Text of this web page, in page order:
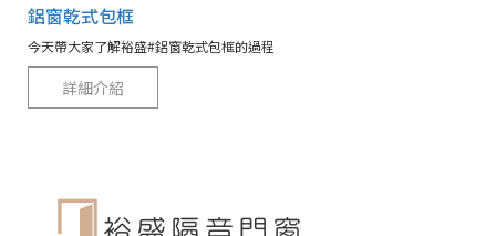
鋁窗乾式包框
今天帶大家了解裕盛#鋁窗乾式包框的過程
詳細介紹